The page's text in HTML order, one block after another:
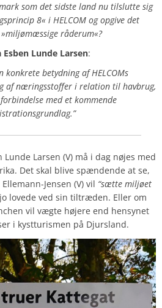
som det sidste land nu tilslutte sig
8« i HELCOM og opgive det
råderum«?
Lunde Larsen:
konkrete betydning af HELCOMs
af næringsstoffer i relation til havbrug,
med et kommende
Larsen (V) må i dag nøjes med
Det skal blive spændende at se,
Jensen (V) vil “sætte miljøet
lovede ved sin tiltræden. Eller om
vil vægte højere end hensynet
i kystturismen på Djursland.